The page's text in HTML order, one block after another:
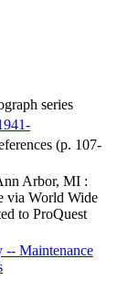
series
(p. 107-
Arbor, MI :
via World Wide
to ProQuest
Maintenance